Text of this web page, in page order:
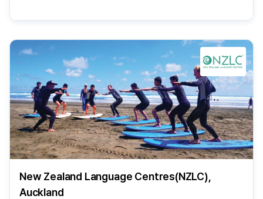
New Zealand Language Centres(NZLC),
Auckland